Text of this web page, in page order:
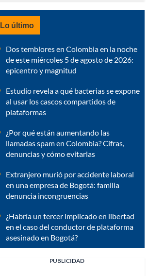
Lo último
Dos temblores en Colombia en la noche
de este miércoles 5 de agosto de 2026:
epicentro y magnitud
Estudio revela a qué bacterias se expone
al usar los cascos compartidos de
plataformas
¿Por qué están aumentando las
llamadas spam en Colombia? Cifras,
denuncias y cómo evitarlas
Extranjero murió por accidente laboral
en una empresa de Bogotá: familia
denuncia incongruencias
¿Habría un tercer implicado en libertad
en el caso del conductor de plataforma
asesinado en Bogotá?
PUBLICIDAD